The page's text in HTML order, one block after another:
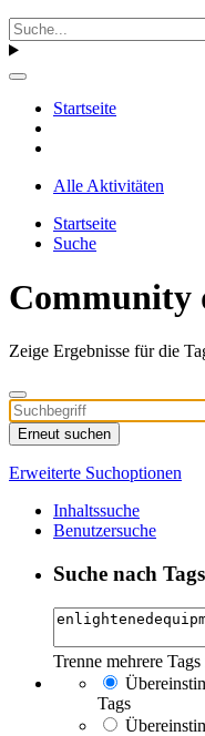
Startseite
Alle Aktivitäten
Startseite
Suche
Community
Zeige Ergebnisse für die
Erneut suchen
Erweiterte Suchoptionen
Inhaltssuche
Benutzersuche
Suche nach Tags
Trenne mehrere
Tags